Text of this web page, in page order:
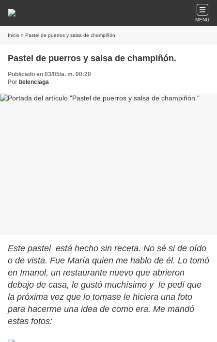
MENU
Inicio » Pastel de puerros y salsa de champiñón.
Pastel de puerros y salsa de champiñón.
Publicado en 03/05/a. m. 00:20
Por belenciaga
Este pastel está hecho sin receta. No sé si de oído
o de vista. Fue María quien me hablo de él. Lo tomó
en Imanol, un restaurante nuevo que abrieron
debajo de casa, le gustó muchísimo y le pedí que
la próxima vez que lo tomase le hiciera una foto
para hacerme una idea de como era. Me mandó
estas fotos: